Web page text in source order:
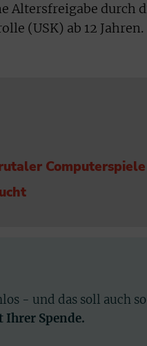
Altersfreigabe durch
(USK) ab 12 Jahren.
Computerspiele
- und das soll auch
Ihrer Spende.